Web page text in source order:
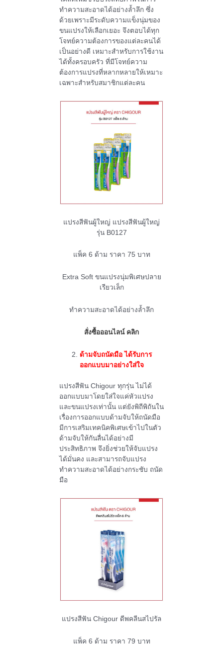
ทำความสะอาดได้อย่างล้ำลึก ซึ่ง
ด้วยเพราะมีระดับความแข็งนุ่มของ
ขนแปรงให้เลือกเยอะ จึงตอบได้ทุก
โจทย์ความต้องการของแต่ละคนได้
เป็นอย่างดี เหมาะสำหรับการใช้งาน
ได้ทั้งครอบครัว ที่มีโจทย์ความ
ต้องการแปรงที่หลากหลายให้เหมาะ
เฉพาะสำหรับสมาชิกแต่ละคน
แปรงสีฟันผู้ใหญ่ แปรงสีฟันผู้ใหญ่
รุ่น B0127
แพ็ค 6 ด้าม ราคา 75 บาท
Extra Soft ขนแปรงนุ่มพิเศษปลาย
เรียวเล็ก
ทำความสะอาดได้อย่างล้ำลึก
สั่งซื้อออนไลน์ คลิก
ด้ามจับถนัดมือ ได้รับการ
ออกแบบมาอย่างใส่ใจ
แปรงสีฟัน Chigour ทุกรุ่น ไม่ได้
ออกแบบมาโดยใส่ใจแค่หัวแปรง
และขนแปรงเท่านั้น แต่ยังพิถีพิถันใน
เรื่องการออกแบบด้ามจับให้ถนัดมือ
มีการเสริมเทคนิคพิเศษเข้าไปในตัว
ด้ามจับให้กันลื่นได้อย่างมี
ประสิทธิภาพ จึงยิ่งช่วยให้จับแปรง
ได้มั่นคง และสามารถจับแปรง
ทำความสะอาดได้อย่างกระชับ ถนัด
มือ
แปรงสีฟัน Chigour ดีพคลีนสไปรัล
แพ็ค 6 ด้าม ราคา 79 บาท